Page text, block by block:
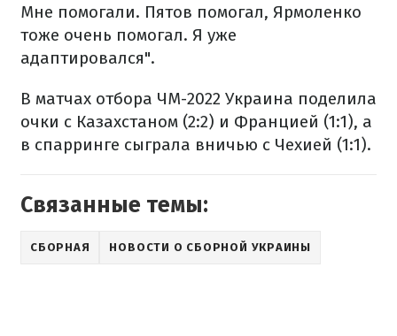
Мне помогали. Пятов помогал, Ярмоленко
тоже очень помогал. Я уже
адаптировался".
В матчах отбора ЧМ-2022 Украина поделила
очки с Казахстаном (2:2) и Францией (1:1), а
в спарринге сыграла вничью с Чехией (1:1).
Связанные темы:
СБОРНАЯ НОВОСТИ О СБОРНОЙ УКРАИНЫ